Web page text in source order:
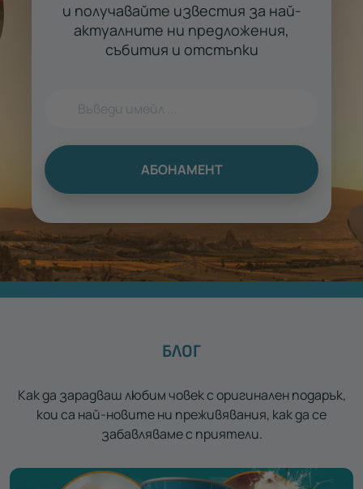
и получавайте известия за най-
актуалните ни предложения,
събития и отстъпки
АБОНАМЕНТ
БЛОГ
Как да зарадваш любим човек с оригинален подарък,
кои са най-новите ни преживявания, как да се
забавляваме с приятели.